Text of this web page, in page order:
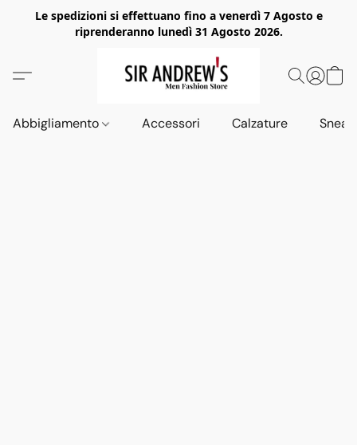
Le spedizioni si effettuano fino a venerdì 7 Agosto e
riprenderanno lunedì 31 Agosto 2026.
Abbigliamento Accessori Calzature